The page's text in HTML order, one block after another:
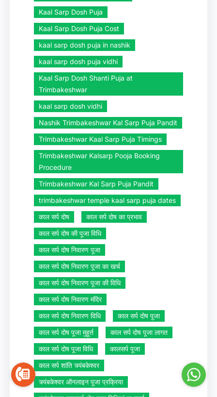
Kaal Sarp Dosh Puja
Kaal Sarp Dosh Puja Cost
kaal sarp dosh puja in nashik
kaal sarp dosh puja vidhi
Kaal Sarp Dosh Shanti Puja at
Trimbakeshwar
kaal sarp dosh vidhi
Nashik Trimbakeshwar Kal Sarp Puja Pandit
Trimbakeshwar Kaal Sarp Puja Timings
Trimbakeshwar Kalsarp Pooja Booking
Procedure
Trimbakeshwar Kal Sarp Puja Pandit
trimbakeshwar temple kaal sarp puja dates
काल सर्प दोष
काल सर्प दोष का प्रभाव
काल सर्प दोष की पूजा विधि
काल सर्प दोष निवारण पूजा
काल सर्प दोष निवारण पूजा का खर्च
काल सर्प दोष निवारण पूजा की विधि
काल सर्प दोष निवारण मंदिर
काल सर्प दोष निवारण विधि
काल सर्प दोष पूजा
काल सर्प दोष पूजा मुहूर्त
काल सर्प दोष पूजा लागत
काल सर्प दोष पूजा विधि
कालसर्प पूजा
काल सर्प शांति त्र्यंबकेश्वर
त्र्यंबकेश्वर ऑनलाइन पूजा प्रक्रिया